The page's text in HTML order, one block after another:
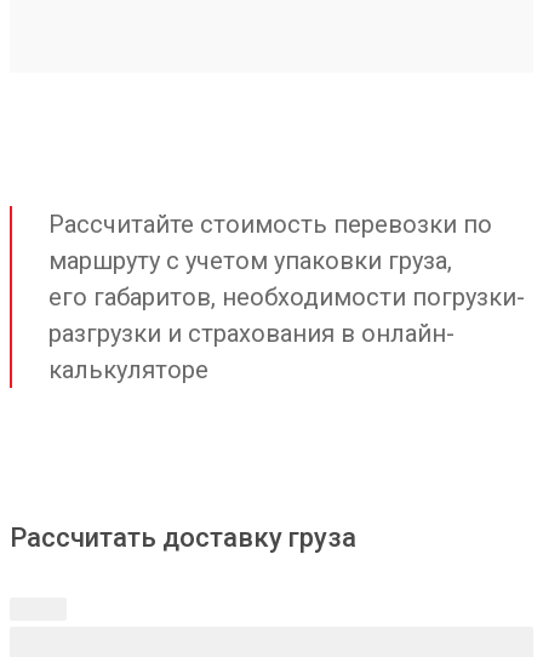
Рассчитайте стоимость перевозки по
маршруту с учетом упаковки груза,
его габаритов, необходимости погрузки-
разгрузки и страхования в онлайн-
калькуляторе
Рассчитать доставку груза